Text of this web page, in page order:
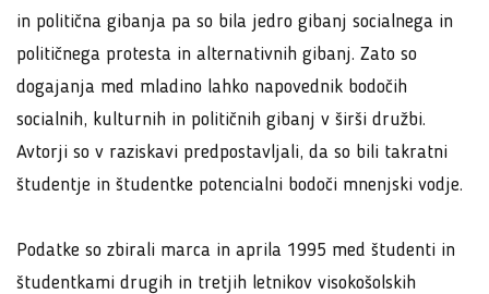
in politična gibanja pa so bila jedro gibanj socialnega in
političnega protesta in alternativnih gibanj. Zato so
dogajanja med mladino lahko napovednik bodočih
socialnih, kulturnih in političnih gibanj v širši družbi.
Avtorji so v raziskavi predpostavljali, da so bili takratni
študentje in študentke potencialni bodoči mnenjski vodje.
Podatke so zbirali marca in aprila 1995 med študenti in
študentkami drugih in tretjih letnikov visokošolskih